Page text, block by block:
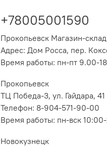
+78005001590
Прокопьевск Магазин-склад
Адрес: Дом Росса, пер.
Время работы: пн-пт 9.00-
Прокопьевск
ТЦ Победа-3, ул. Гайдара, 41
Телефон: 8-904-571-90-00
Время работы: пн-вск
Новокузнецк